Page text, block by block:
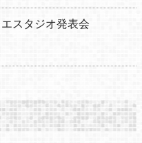
スタジオ発表会